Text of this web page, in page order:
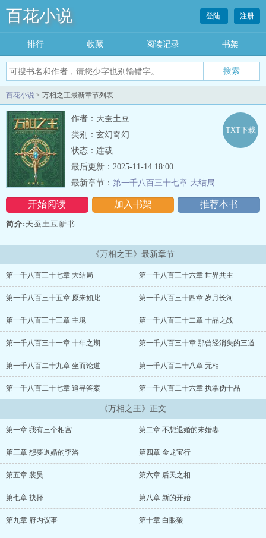
百花小说 登陆 注册
排行 收藏 阅读记录 书架
百花小说 > 万相之王最新章节列表
作者：天蚕土豆
类别：玄幻奇幻
状态：连载
开始阅读 加入书架 推荐本书
TXT下载
最后更新：2025-11-14 18:00
最新章节： 第一千八百三十七章 大结局
简介: 天蚕土豆新书
《万相之王》最新章节
第一千八百三十七章 大结局 第一千八百三十六章 世界共主
第一千八百三十五章 原来如此 第一千八百三十四章 岁月长河
第一千八百三十三章 主境 第一千八百三十二章 十品之战
第一千八百三十一章 十年之期 第一千八百三十章 那曾经消失的三道相性
第一千八百二十九章 坐而论道 第一千八百二十八章 无相
第一千八百二十七章 追寻答案 第一千八百二十六章 执掌伪十品
《万相之王》正文
第一章 我有三个相宫 第二章 不想退婚的未婚妻
第三章 想要退婚的李洛 第四章 金龙宝行
第五章 裴昊 第六章 后天之相
第七章 抉择 第八章 新的开始
第九章 府内议事 第十章 白眼狼